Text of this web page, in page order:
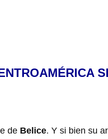
de Belice. Y si bien su